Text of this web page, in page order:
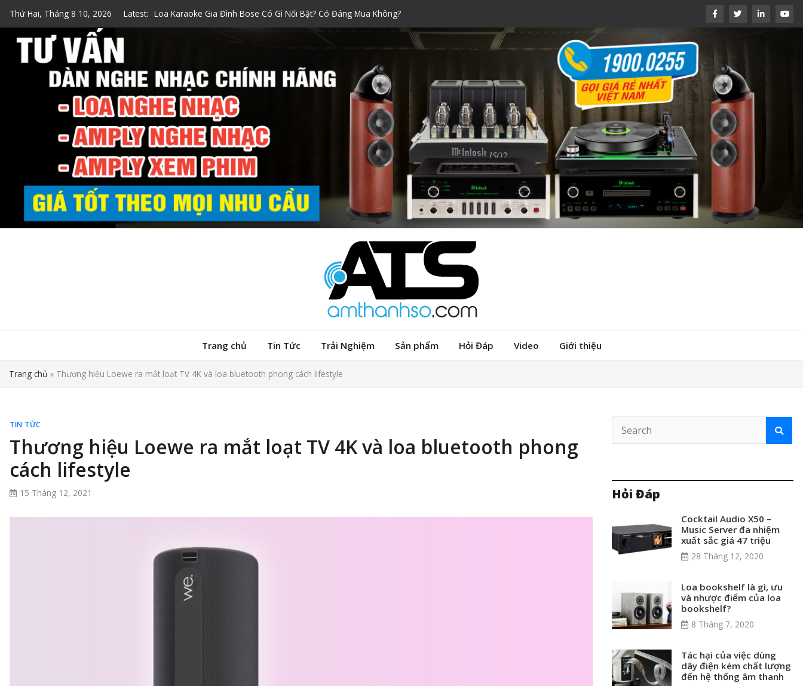
content
Thứ Hai, Tháng 8 10, 2026 Latest: Loa Karaoke Gia Đình Bose Có Gì Nổi Bật? Có Đáng Mua Không?
Top 7 Loa Karaoke Gia Đình Xách Tay Được Ưa Chuộng Nhất!
5 Cách Kiểm Tra Loa Bose Chính Hãng Siêu Chuẩn!
Loa Hát Karaoke Gia Đình Mini Nào Tốt? Kinh Nghiệm Chọn
Trang chủ Tin Tức Trải Nghiệm Sản phẩm Hỏi Đáp Video Giới thiệu
Trang chủ » Thương hiệu Loewe ra mắt loạt TV 4K và loa bluetooth phong cách lifestyle
TIN TỨC
Thương hiệu Loewe ra mắt loạt TV 4K và loa bluetooth phong
cách lifestyle
15 Tháng 12, 2021 Hỏi Đáp
Cocktail Audio X50 –
Music Server đa nhiệm
xuất sắc giá 47 triệu
28 Tháng 12, 2020
Loa bookshelf là gì, ưu
và nhược điểm của loa
bookshelf?
8 Tháng 7, 2020
Tác hại của việc dùng
dây điện kém chất lượng
đến hệ thống âm thanh